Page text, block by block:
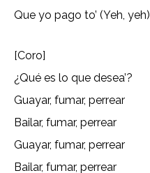
Que yo pago to’ (Yeh, yeh)
[Coro]
¿Qué es lo que desea’?
Guayar, fumar, perrear
Bailar, fumar, perrear
Guayar, fumar, perrear
Bailar, fumar, perrear